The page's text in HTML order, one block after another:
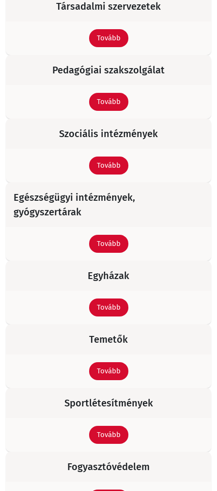
Társadalmi szervezetek
Tovább
Pedagógiai szakszolgálat
Tovább
Szociális intézmények
Tovább
Egészségügyi intézmények,
gyógyszertárak
Tovább
Egyházak
Tovább
Temetők
Tovább
Sportlétesítmények
Tovább
Fogyasztóvédelem